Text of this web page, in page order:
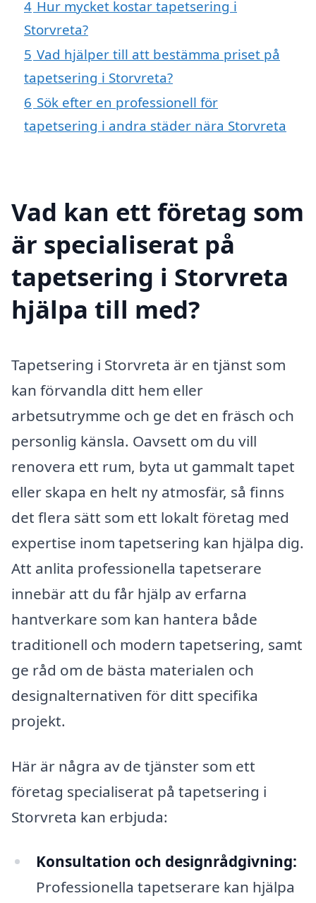
4 Hur mycket kostar tapetsering i
Storvreta?
5 Vad hjälper till att bestämma priset på
tapetsering i Storvreta?
6 Sök efter en professionell för
tapetsering i andra städer nära Storvreta
Vad kan ett företag som
är specialiserat på
tapetsering i Storvreta
hjälpa till med?
Tapetsering i Storvreta är en tjänst som
kan förvandla ditt hem eller
arbetsutrymme och ge det en fräsch och
personlig känsla. Oavsett om du vill
renovera ett rum, byta ut gammalt tapet
eller skapa en helt ny atmosfär, så finns
det flera sätt som ett lokalt företag med
expertise inom tapetsering kan hjälpa dig.
Att anlita professionella tapetserare
innebär att du får hjälp av erfarna
hantverkare som kan hantera både
traditionell och modern tapetsering, samt
ge råd om de bästa materialen och
designalternativen för ditt specifika
projekt.
Här är några av de tjänster som ett
företag specialiserat på tapetsering i
Storvreta kan erbjuda:
Konsultation och designrådgivning:
Professionella tapetserare kan hjälpa